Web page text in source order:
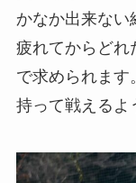
かなか出来ない
疲れてからどれ
で求められます
持って戦えるよ